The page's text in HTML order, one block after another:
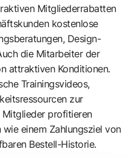
Mitgliederrabatten
kostenlose
Design-
die Mitarbeiter der
attraktiven Konditionen.
Trainingsvideos,
zur
profitieren
einem Zahlungsziel von
Bestell-Historie.